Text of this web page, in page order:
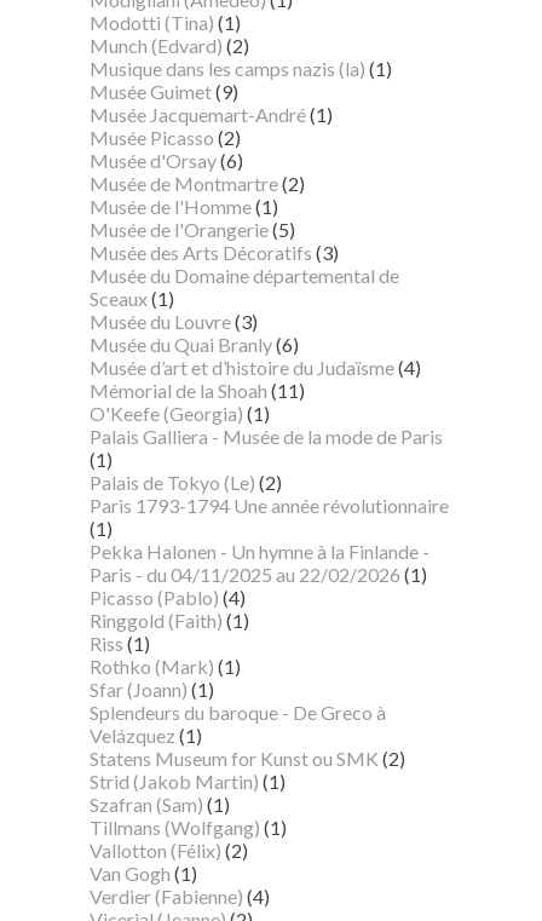
Modotti (Tina) (1)
Munch (Edvard) (2)
Musique dans les camps nazis (la) (1)
Musée Guimet(9)
Musée Jacquemart-André(1)
Musée Picasso (2)
Musée d'Orsay(6)
Musée de Montmartre(2)
Musée de l'Homme(1)
Musée de l'Orangerie(5)
Musée des Arts Décoratifs (3)
Musée du Domaine départemental de
Sceaux(1)
Musée du Louvre(3)
Musée du Quai Branly(6)
Musée d’art et d’histoire du Judaïsme(4)
Mémorial de la Shoah (11)
O'Keefe (Georgia) (1)
Palais Galliera - Musée de la mode de Paris
(1)
Palais de Tokyo (Le) (2)
Paris 1793-1794 Une année révolutionnaire
(1)
Pekka Halonen - Un hymne à la Finlande -
Paris - du 04/11/2025 au 22/02/2026 (1)
Picasso (Pablo) (4)
Ringgold (Faith) (1)
Riss (1)
Rothko (Mark) (1)
Sfar (Joann) (1)
Splendeurs du baroque - De Greco à
Velázquez (1)
Statens Museum for Kunst ou SMK (2)
Strid (Jakob Martin) (1)
Szafran (Sam) (1)
Tillmans (Wolfgang) (1)
Vallotton (Félix) (2)
Van Gogh (1)
Verdier (Fabienne) (4)